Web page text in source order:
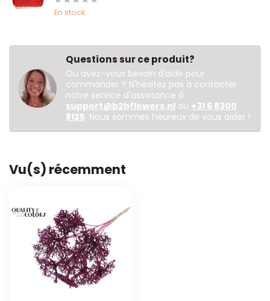
En stock
Questions sur ce produit?
Ou avez-vous besoin d'aide pour
commander ? N'hésitez pas à contacter
notre service d'assistance à
support@b2bflowers.nl ou +31 6 8300
8125. Nous sommes heureux de vous aider !
Vu(s) récemment